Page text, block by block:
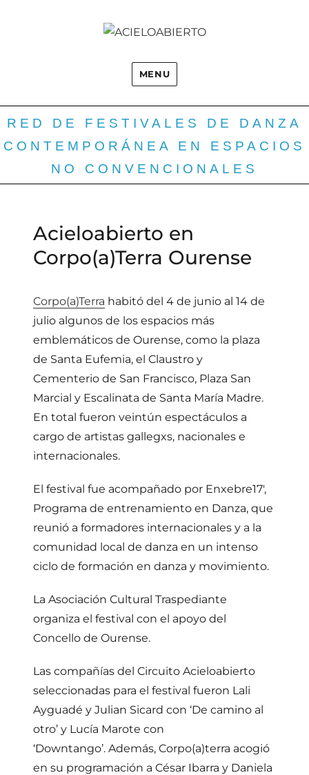
MENU
RED DE FESTIVALES DE DANZA
CONTEMPORÁNEA EN ESPACIOS
NO CONVENCIONALES
Acieloabierto en
Corpo(a)Terra Ourense
Corpo(a)Terra habitó del 4 de junio al 14 de
julio algunos de los espacios más
emblemáticos de Ourense, como la plaza
de Santa Eufemia, el Claustro y
Cementerio de San Francisco, Plaza San
Marcial y Escalinata de Santa María Madre.
En total fueron veintún espectáculos a
cargo de artistas gallegxs, nacionales e
internacionales.
El festival fue acompañado por Enxebre17′,
Programa de entrenamiento en Danza, que
reunió a formadores internacionales y a la
comunidad local de danza en un intenso
ciclo de formación en danza y movimiento.
La Asociación Cultural Traspediante
organiza el festival con el apoyo del
Concello de Ourense.
Las compañías del Circuito Acieloabierto
seleccionadas para el festival fueron Lali
Ayguadé y Julian Sicard con ‘De camino al
otro’ y Lucía Marote con
‘Downtango’. Además, Corpo(a)terra acogió
en su programación a César Ibarra y Daniela